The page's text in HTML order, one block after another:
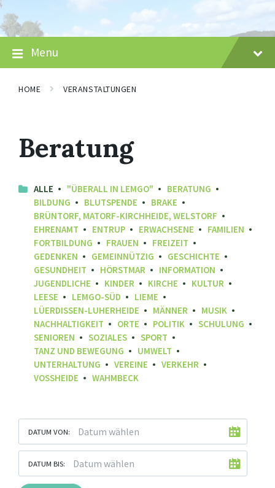
Skip
to
content
Skip
to
main
navigation
Skip
to
footer
Menu
HOME VERANSTALTUNGEN
Beratung
ALLE "ÜBERALL IN LEMGO"
BERATUNG
BILDUNG
BLUTSPENDE
BRAKE
BRÜNTORF, MATORF-KIRCHHEIDE, WELSTORF
EHRENAMT
ENTRUP ERWACHSENE
FAMILIEN
FORTBILDUNG
FRAUEN
FREIZEIT
GEDENKEN
GEMEINNÜTZIG
GESCHICHTE
GESUNDHEIT
HÖRSTMAR
INFORMATION
JUGENDLICHE
KINDER KIRCHE
KULTUR
LEESE
LEMGO-SÜD
LIEME
LÜERDISSEN-LUHERHEIDE
MÄNNER
MUSIK
NACHHALTIGKEIT
ORTE POLITIK
SCHULUNG
SENIOREN
SOZIALES
SPORT
TANZ UND BEWEGUNG
UMWELT
UNTERHALTUNG
VEREINE
VERKEHR
VOSSHEIDE
WAHMBECK
DATUM VON:
DATUM BIS: